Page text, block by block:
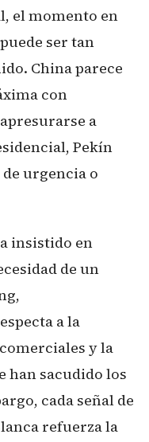
el momento en
ser tan
China parece
con
a
Pekín
urgencia o
insistido en
de un
a la
y la
han sacudido los
cada señal de
refuerza la